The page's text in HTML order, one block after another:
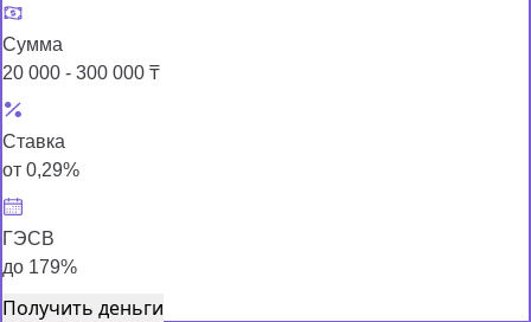
Сумма
20 000 - 300 000 ₸
Ставка
от 0,29%
ГЭСВ
до 179%
Получить деньги